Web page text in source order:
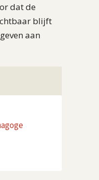
dat de
blijft
aan